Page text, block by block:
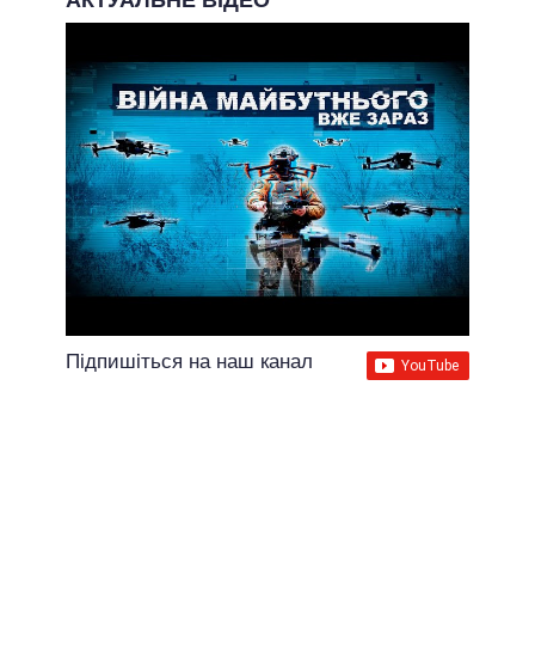
Підпишіться на наш канал